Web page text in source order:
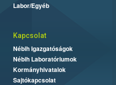
Labor/Egyéb
Kapcsolat
Nébih Igazgatóságok
Nébih Laboratóriumok
Kormányhivatalok
Sajtókapcsolat